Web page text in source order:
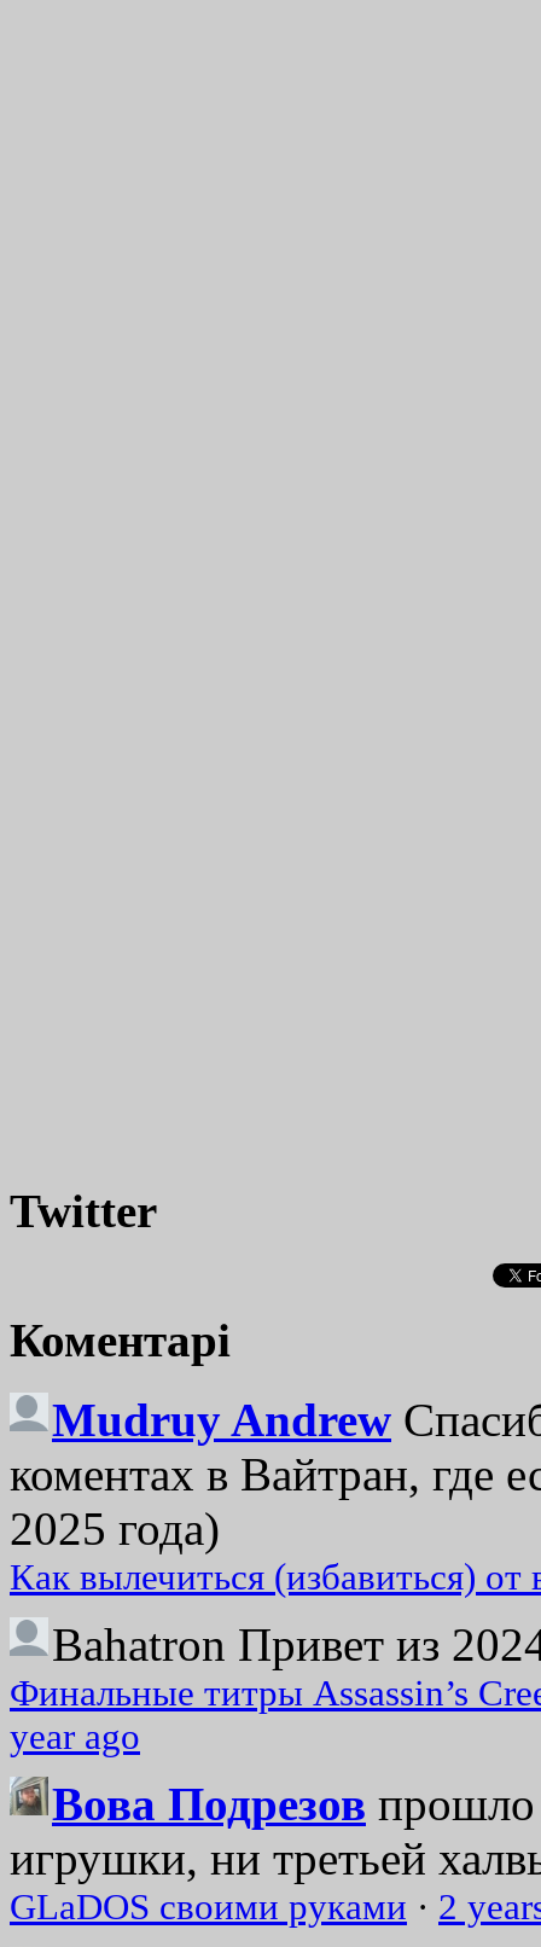
Twitter
Коментарі
Mudruy Andrew
коментах в Вайтран, где
2025 года)
Как вылечиться (избавиться)
Bahatron Привет из
Финальные титры Assassin’s
year ago
Вова Подрезов прошло
игрушки, ни третьей
GLaDOS своими руками · 2